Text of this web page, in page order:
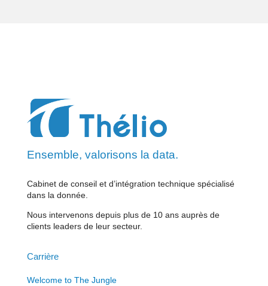
Ensemble, valorisons la data.
Cabinet de conseil et d’intégration technique spécialisé
dans la donnée.
Nous intervenons depuis plus de 10 ans auprès de
clients leaders de leur secteur.
Carrière
Welcome to The Jungle